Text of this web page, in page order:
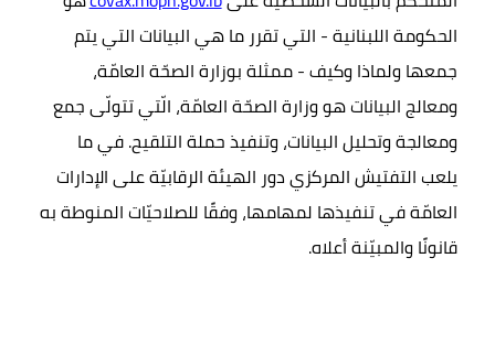
الحكومة اللبنانية - التي تقرر ما هي البيانات التي يتم
جمعها ولماذا وكيف - ممثلة بوزارة الصحّة العامّة،
ومعالج البيانات هو وزارة الصحّة العامّة، الّتي تتولّى جمع
ومعالجة وتحليل البيانات، وتنفيذ حملة التلقيح. في ما
يلعب التفتيش المركزي دور الهيئة الرقابيّة على الإدارات
العامّة في تنفيذها لمهامها، وفقًا للصلاحيّات المنوطة به
قانونًا والمبيّنة أعلاه.